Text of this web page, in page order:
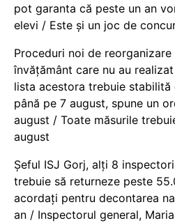
pot garanta că peste un an
elevi / Este și un joc de
Proceduri noi de
învățământ care nu au
lista acestora trebuie
până pe 7 august, spune un
august / Toate măsurile
august
Șeful ISJ Gorj, alți 8
trebuie să returneze peste
acordați pentru decontarea
an / Inspectorul general,